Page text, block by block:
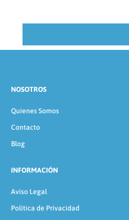
NOSOTROS
Quienes Somos
Contacto
Blog
INFORMACIÓN
Aviso Legal
Política de Privacidad